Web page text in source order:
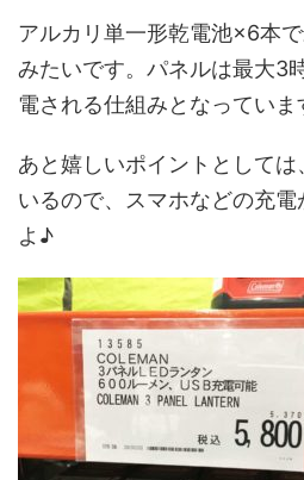
アルカリ単一形乾電池×6本
みたいです。パネルは最大3
電される仕組みとなっていま
あと嬉しいポイントとして
いるので、スマホなどの充
よ♪